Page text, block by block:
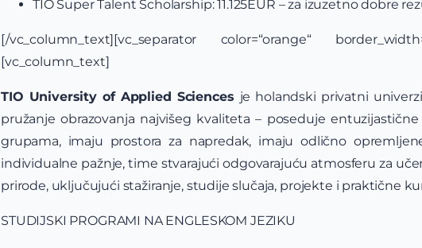
TIO Super Talent Scholarship: 11.125EUR – za izuzetno dobre
[/vc_column_text][vc_separator color=“orange“
[vc_column_text]
TIO University of Applied Sciences je holandski privatni
pružanje obrazovanja najvišeg kvaliteta – poseduje
grupama, imaju prostora za napredak, imaju odlično
individualne pažnje, time stvarajući odgovarajuću atmosferu za
prirode, uključujući stažiranje, studije slučaja, projekte i praktične
STUDIJSKI PROGRAMI NA ENGLESKOM JEZIKU